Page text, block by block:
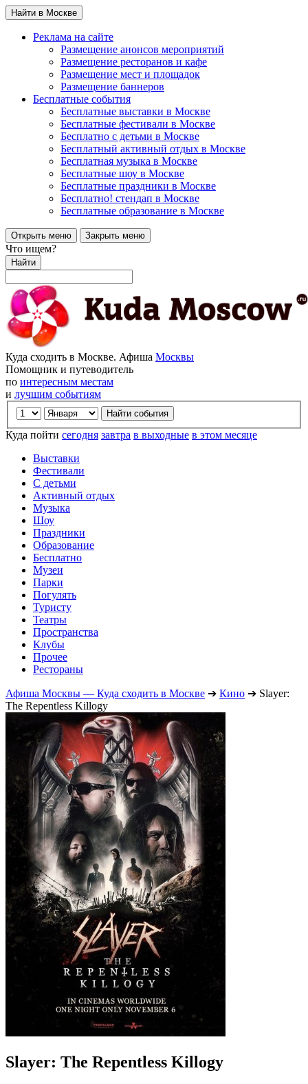
Найти в Москве
Реклама на сайте
Размещение анонсов мероприятий
Размещение ресторанов и кафе
Размещение мест и площадок
Размещение баннеров
Бесплатные события
Бесплатные выставки в Москве
Бесплатные фестивали в Москве
Бесплатно с детьми в Москве
Бесплатный активный отдых в Москве
Бесплатная музыка в Москве
Бесплатные шоу в Москве
Бесплатные праздники в Москве
Бесплатно! стендап в Москве
Бесплатные образование в Москве
Открыть меню Закрыть меню
Что ищем?
Найти
Куда сходить в Москве. Афиша Москвы
Помощник и путеводитель
по интересным местам
и лучшим событиям
Куда пойти сегодня завтра в выходные в этом месяце
Выставки
Фестивали
С детьми
Активный отдых
Музыка
Шоу
Праздники
Образование
Бесплатно
Музеи
Парки
Погулять
Туристу
Театры
Пространства
Клубы
Прочее
Рестораны
Афиша Москвы — Куда сходить в Москве ➔ Кино ➔ Slayer:
The Repentless Killogy
Slayer: The Repentless Killogy